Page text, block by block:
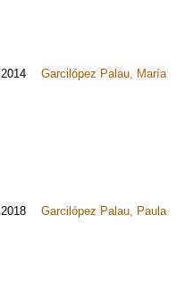
2014 Garcilópez Palau, María
2018 Garcilópez Palau, Paula